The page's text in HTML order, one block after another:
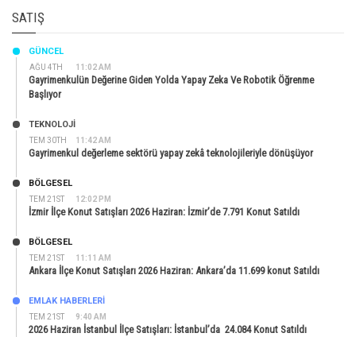
SATIŞ
AĞU 4TH 11:02 AM
GÜNCEL
Gayrimenkulün Değerine Giden Yolda Yapay Zeka Ve Robotik Öğrenme
Başlıyor
TEM 30TH 11:42 AM
TEKNOLOJİ
Gayrimenkul değerleme sektörü yapay zekâ teknolojileriyle dönüşüyor
TEM 21ST 12:02 PM
BÖLGESEL
İzmir İlçe Konut Satışları 2026 Haziran: İzmir’de 7.791 Konut Satıldı
TEM 21ST 11:11 AM
BÖLGESEL
Ankara İlçe Konut Satışları 2026 Haziran: Ankara’da 11.699 konut Satıldı
TEM 21ST 9:40 AM
EMLAK HABERLERI
2026 Haziran İstanbul İlçe Satışları: İstanbul’da 24.084 Konut Satıldı